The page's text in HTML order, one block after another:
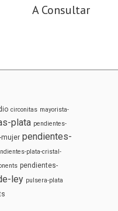
A Consultar
circonitas mayorista-
plata pendientes-
pendientes-
plata-cristal-
pendientes-
ley pulsera-plata